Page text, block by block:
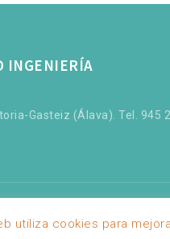
INGENIERÍA
Gasteiz (Álava). Tel. 945
utiliza cookies para